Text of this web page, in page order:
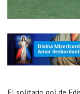
El solitario gol de